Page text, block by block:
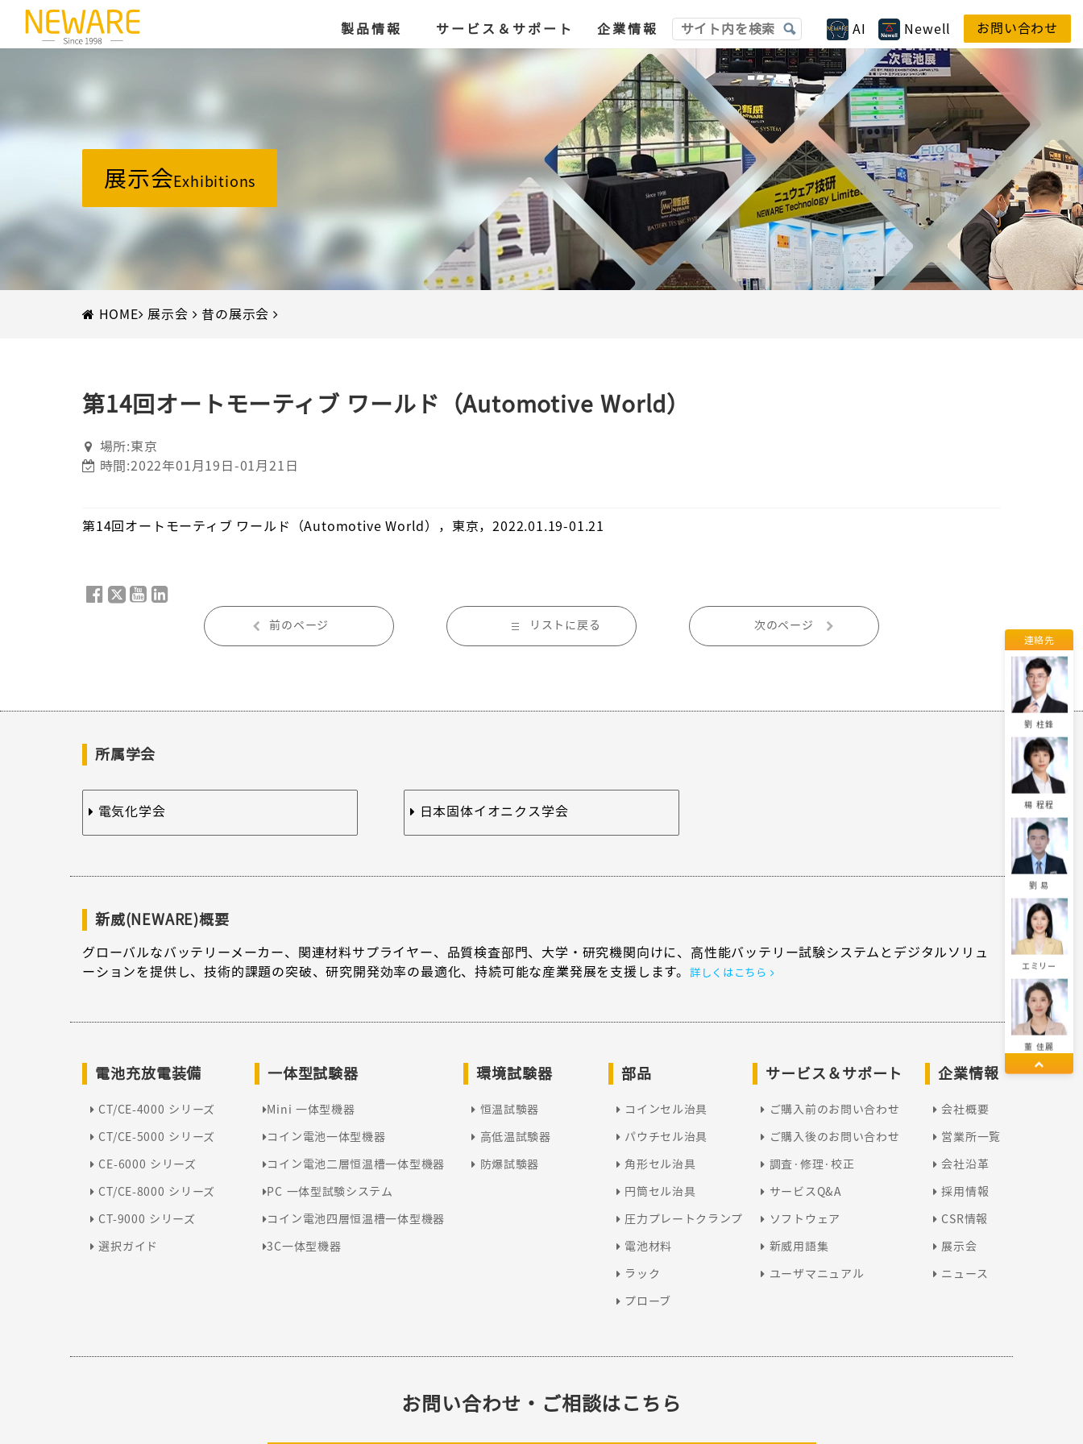
製品情報 サービス＆サポート 企業情報 AI Newell お問い合わせ
展示会 Exhibitions
HOME 展示会 昔の展示会
第14回オートモーティブ ワールド（Automotive World）
場所:東京
時間:2022年01月19日-01月21日
第14回オートモーティブ ワールド（Automotive World），東京，2022.01.19-01.21
前のページ リストに戻る 次のページ
所属学会
電気化学会 日本固体イオニクス学会
新威(NEWARE)概要
グローバルなバッテリーメーカー、関連材料サプライヤー、品質検査部門、大学・研究機関向けに、高性能バッテリー試験システムとデジタルソリュ
ーションを提供し、技術的課題の突破、研究開発効率の最適化、持続可能な産業発展を支援します。 詳しくはこちら
電池充放電装備
CT/CE-4000 シリーズ
CT/CE-5000 シリーズ
CE-6000 シリーズ
CT/CE-8000 シリーズ
CT-9000 シリーズ
選択ガイド
一体型試験器
Mini 一体型機器
コイン電池一体型機器
コイン電池二層恒温槽一体型機器
PC 一体型試験システム
コイン電池四層恒温槽一体型機器
3C一体型機器
環境試験器
恒温試験器
高低温試験器
防爆試験器
部品
コインセル治具
パウチセル治具
角形セル治具
円筒セル治具
圧力プレートクランプ
電池材料
ラック
プローブ
サービス＆サポート
ご購入前のお問い合わせ
ご購入後のお問い合わせ
調査·修理·校正
サービスQ&A
ソフトウェア
新威用語集
ユーザマニュアル
企業情報
会社概要
営業所一覧
会社沿革
採用情報
CSR情報
展示会
ニュース
お問い合わせ・ご相談はこちら
連絡先
劉 柱鋒
呉 紅娟
劉 柱鋒
楊 程程
劉 易
エミリー
董 佳麗